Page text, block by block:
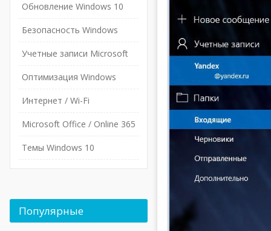
Обновление Windows 10
Безопасность Windows
Учетные записи Microsoft
Оптимизация Windows
Интернет / Wi-Fi
Microsoft Office / Online 365
Темы Windows 10
Популярные